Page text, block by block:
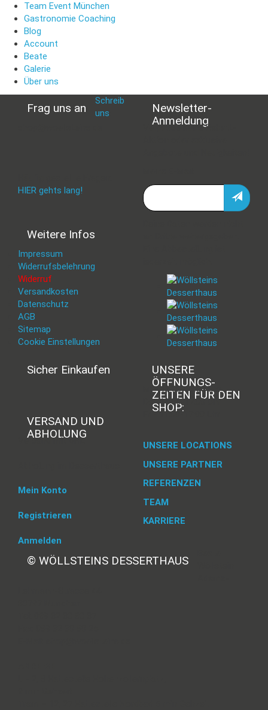
Team Event München
Gastronomie Coaching
Blog
Account
Beate
Galerie
Über uns
Frag uns an
Schreib
uns
HIER gehts lang!
Weitere Infos
Impressum
Widerrufsbelehrung
Widerruf
Versandkosten
Datenschutz
AGB
Sitemap
Cookie Einstellungen
Newsletter-
Anmeldung
Verpasse keine Rabatt-
Sicher Einkaufen
VERSAND UND
ABHOLUNG
Versand mit DHL
Mein Konto
Registrieren
Anmelden
UNSERE
ÖFFNUNGS­
ZEITEN FÜR DEN
SHOP:
Mi - 11:00-17:00 Uhr
Do -11:00-17:00 Uhr
Fr - 11:00-17:00 Uhr
UNSERE LOCATIONS
UNSERE PARTNER
REFERENZEN
TEAM
KARRIERE
© WÖLLSTEINS DESSERTHAUS